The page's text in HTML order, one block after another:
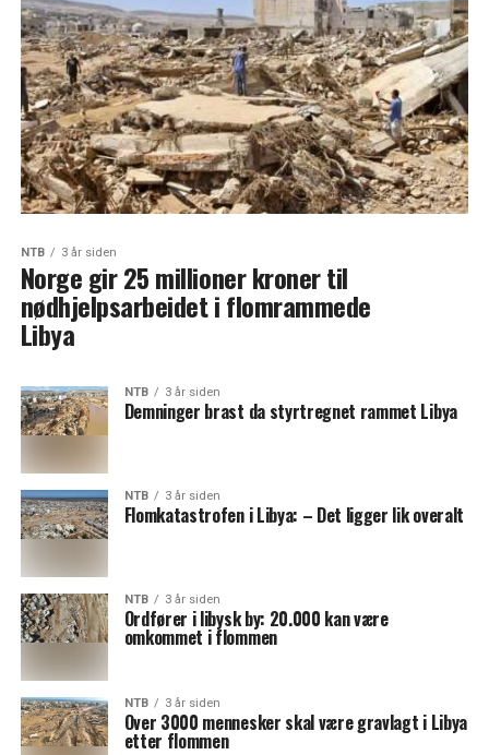
NTB 3 år siden
Norge gir 25 millioner kroner til
nødhjelpsarbeidet i flomrammede
Libya
NTB 3 år siden
Demninger brast da styrtregnet rammet Libya
NTB 3 år siden
Flomkatastrofen i Libya: – Det ligger lik overalt
NTB 3 år siden
Ordfører i libysk by: 20.000 kan være
omkommet i flommen
NTB 3 år siden
Over 3000 mennesker skal være gravlagt i Libya
etter flommen